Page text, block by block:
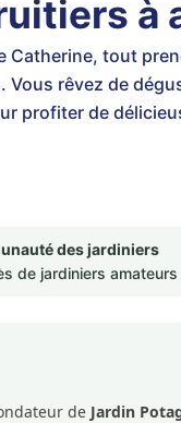
à
Catherine, tout
rêvez de
profiter de
des jardiniers
de jardiniers
de Jardin